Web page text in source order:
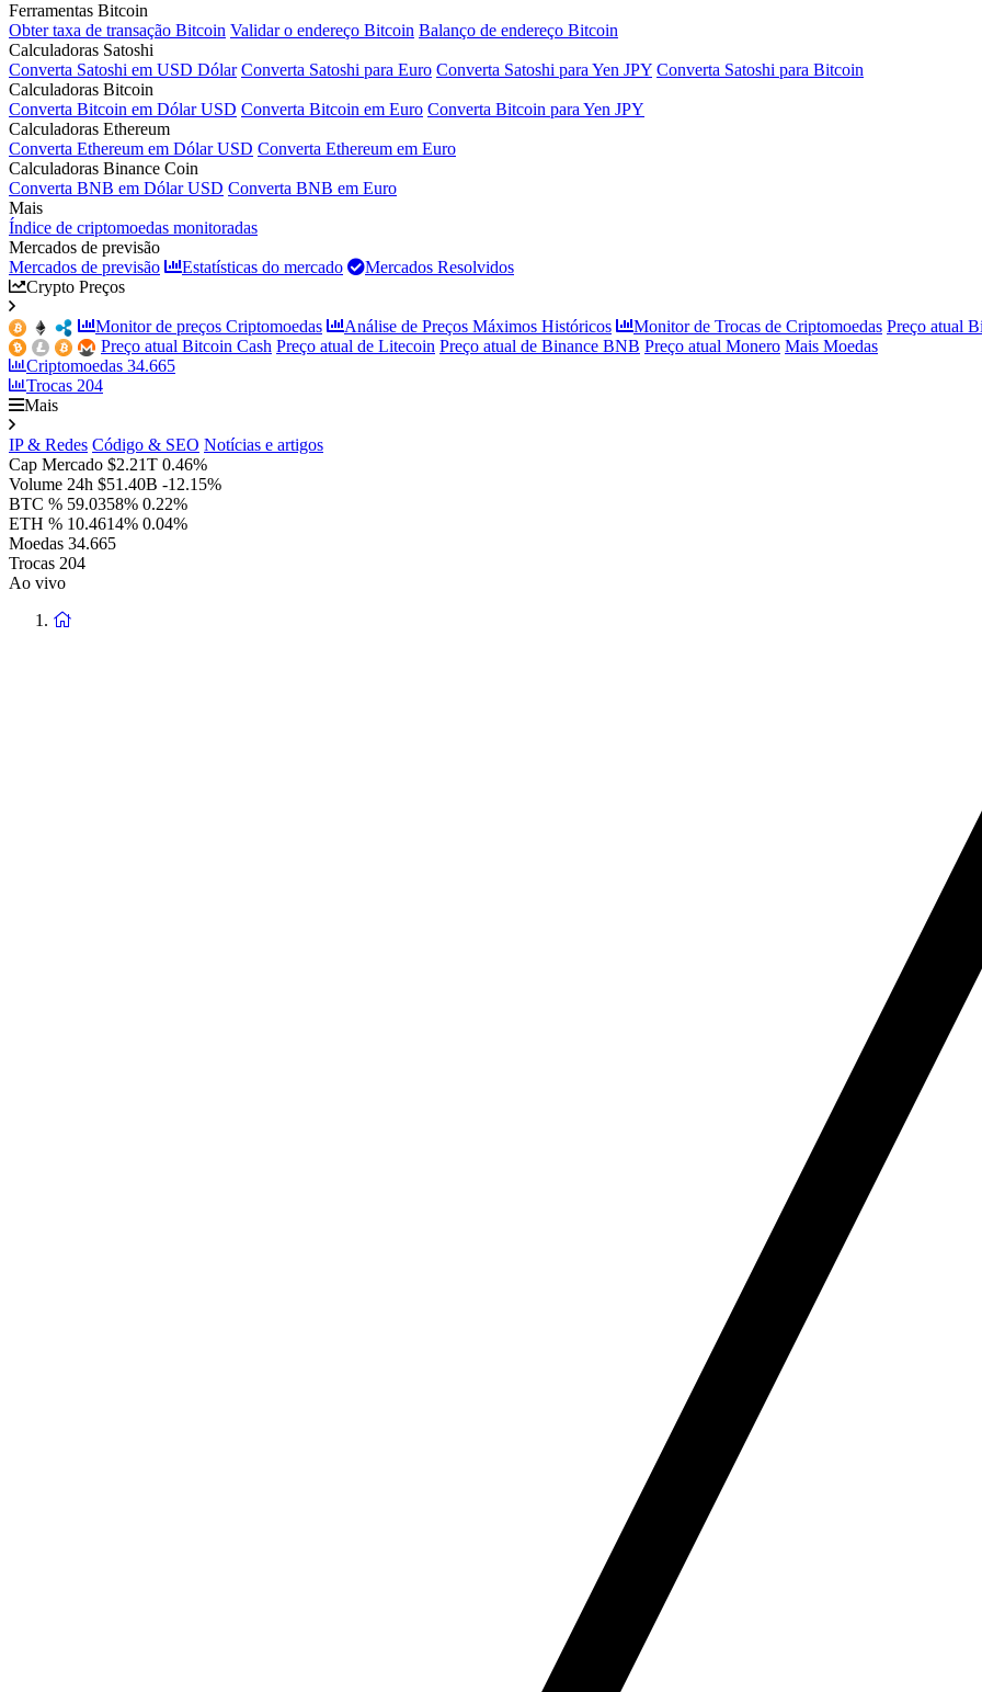
Ferramentas Bitcoin
Obter taxa de transação Bitcoin Validar o endereço Bitcoin Balanço de endereço Bitcoin
Calculadoras Satoshi
Converta Satoshi em USD Dólar Converta Satoshi para Euro Converta Satoshi para Yen JPY Converta Satoshi para Bitcoin
Calculadoras Bitcoin
Converta Bitcoin em Dólar USD Converta Bitcoin em Euro Converta Bitcoin para Yen JPY
Calculadoras Ethereum
Converta Ethereum em Dólar USD Converta Ethereum em Euro
Calculadoras Binance Coin
Converta BNB em Dólar USD Converta BNB em Euro
Mais
Índice de criptomoedas monitoradas
Mercados de previsão
Mercados de previsão
Estatísticas do mercado
Mercados Resolvidos
Crypto Preços
Monitor de preços Criptomoedas Análise de Preços Máximos Históricos Monitor de Trocas de Criptomoedas Preço atual
Preço atual Bitcoin Cash Preço atual de Litecoin Preço atual de Binance BNB Preço atual Monero Mais Moedas
Criptomoedas 34.665
Trocas 204
Mais
IP & Redes Código & SEO Notícias e artigos
Cap Mercado $2.21T 0.46%
Volume 24h $51.40B -12.15%
BTC % 59.0358% 0.22%
ETH % 10.4614% 0.04%
Moedas 34.665
Trocas 204
Ao vivo